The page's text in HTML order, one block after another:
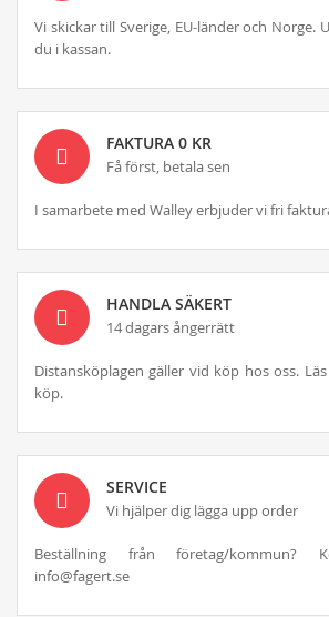
Vi skickar till Sverige, EU-länder och Norge.
du i kassan.
FAKTURA 0 KR
Få först, betala sen
I samarbete med Walley erbjuder vi fri
HANDLA SÄKERT
14 dagars ångerrätt
Distansköplagen gäller vid köp hos oss.
köp.
SERVICE
Vi hjälper dig lägga upp order
Beställning från företag/kommun?
info@fagert.se